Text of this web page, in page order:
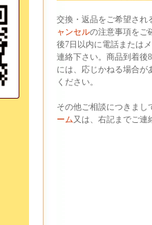
交換・返品をご希望され
ャンセルの注意事項をご
後7日以内に電話または
連絡下さい。商品到着後
には、応じかねる場合が
ください。
その他ご相談につきまし
ーム又は、右記までご連